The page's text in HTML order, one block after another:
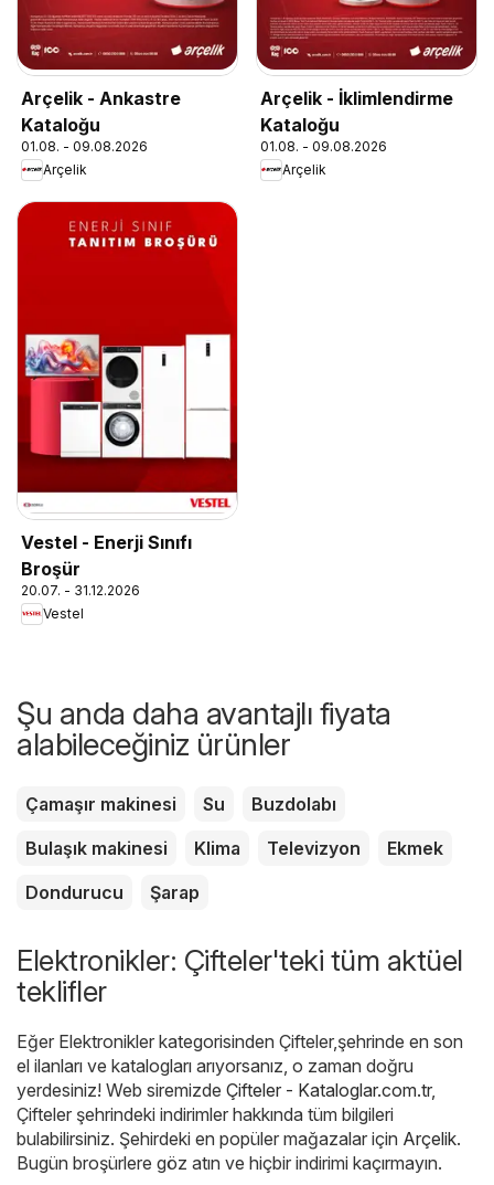
Arçelik - Ankastre
Kataloğu
01.08. - 09.08.2026
Arçelik
Arçelik - İklimlendirme
Kataloğu
01.08. - 09.08.2026
Arçelik
Vestel - Enerji Sınıfı
Broşür
20.07. - 31.12.2026
Vestel
Şu anda daha avantajlı fiyata
alabileceğiniz ürünler
Çamaşır makinesi Su
Buzdolabı
Bulaşık makinesi
Klima Televizyon
Ekmek
Dondurucu
Şarap
Elektronikler: Çifteler'teki tüm aktüel
teklifler
Eğer Elektronikler kategorisinden Çifteler,şehrinde en son
el ilanları ve katalogları arıyorsanız, o zaman doğru
yerdesiniz! Web siremizde Çifteler - Kataloglar.com.tr,
Çifteler şehrindeki indirimler hakkında tüm bilgileri
bulabilirsiniz. Şehirdeki en popüler mağazalar için Arçelik.
Bugün broşürlere göz atın ve hiçbir indirimi kaçırmayın.